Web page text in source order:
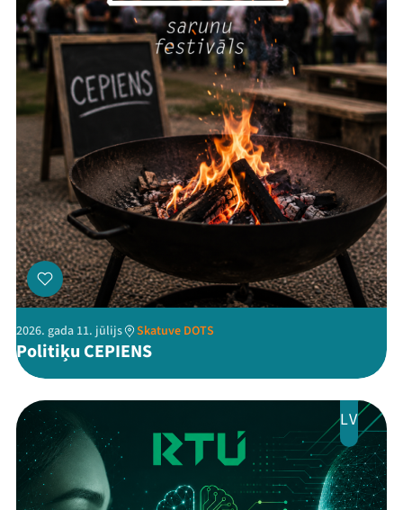
ThreadsFacebookYoutube
X Instagram
Flick TikTok
2026. gada 11. jūlijs Skatuve DOTS
Politiķu CEPIENS
LV